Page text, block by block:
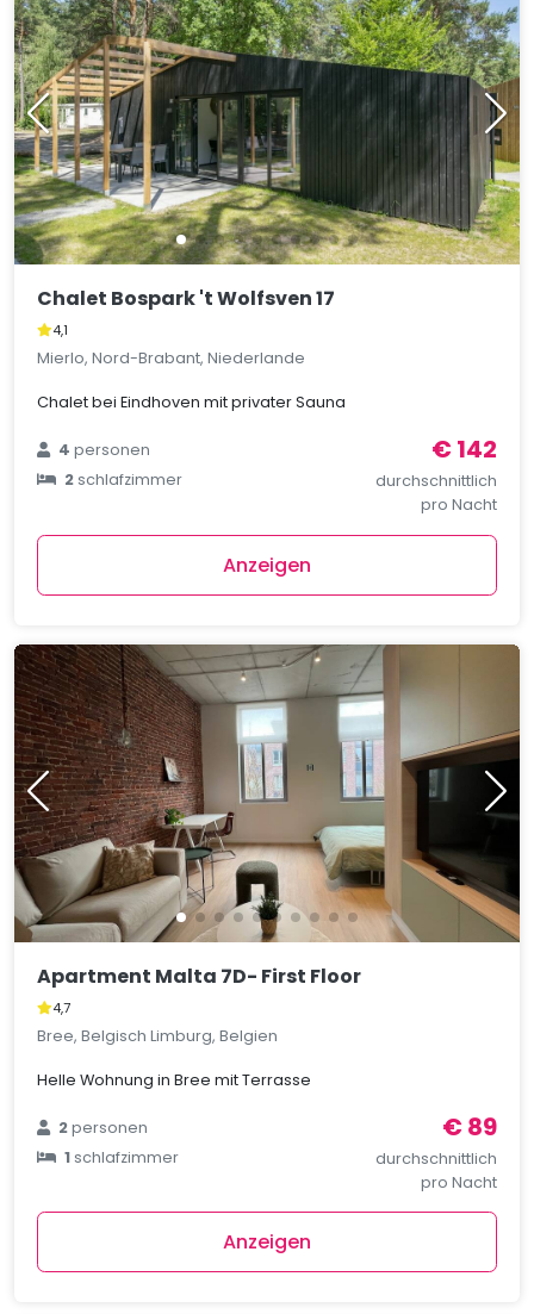
Chalet Bospark 't Wolfsven 17
4,1
Mierlo, Nord-Brabant, Niederlande
Chalet bei Eindhoven mit privater Sauna
4personen
2schlafzimmer
€ 142
durchschnittlich
pro Nacht
Anzeigen
Apartment Malta 7D- First Floor
4,7
Bree, Belgisch Limburg, Belgien
Helle Wohnung in Bree mit Terrasse
2personen
1schlafzimmer
€ 89
durchschnittlich
pro Nacht
Anzeigen